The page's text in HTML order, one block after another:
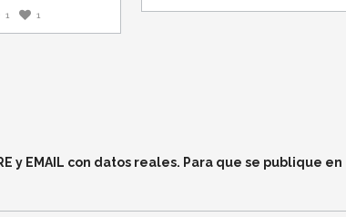
1 1
y EMAIL con datos reales. Para que se publique en